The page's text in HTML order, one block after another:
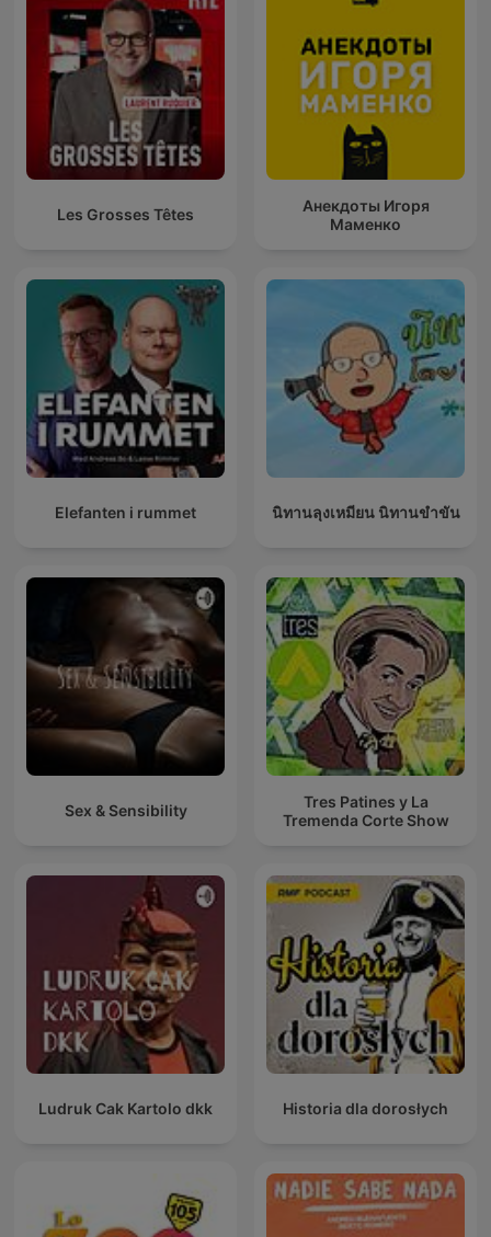
Les Grosses Têtes
Анекдоты Игоря
Маменко
Elefanten i rummet นิทานลุงเหมียน นิทานขำขัน
Sex & Sensibility
Tres Patines y La
Tremenda Corte Show
Ludruk Cak Kartolo dkk Historia dla dorosłych